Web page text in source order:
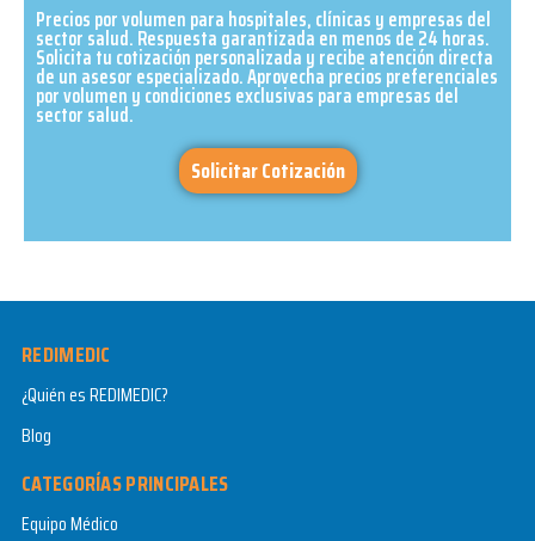
Precios por volumen para hospitales, clínicas y empresas del
sector salud. Respuesta garantizada en menos de 24 horas.
Solicita tu cotización personalizada y recibe atención directa
de un asesor especializado. Aprovecha precios preferenciales
por volumen y condiciones exclusivas para empresas del
sector salud.​
Solicitar Cotización
REDIMEDIC
¿Quién es REDIMEDIC?
Blog
CATEGORÍAS PRINCIPALES
Equipo Médico